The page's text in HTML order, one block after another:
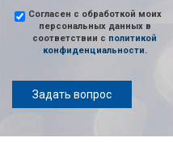
Согласен с обработкой моих
персональных данных в
соответствии с политикой
конфиденциальности.
Задать вопрос